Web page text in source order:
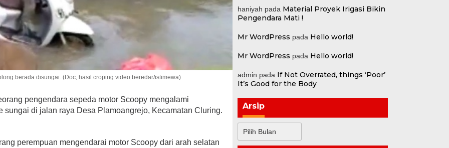
berada disungai. (Doc, hasil croping video beredar/istimewa)
pengendara sepeda motor Scoopy mengalami
sungai di jalan raya Desa Plamoangrejo, Kecamatan Cluring.
perempuan mengendarai motor Scoopy dari arah selatan
haniyah pada Material Proyek Irigasi Bikin
Pengendara Mati !
Mr WordPress pada Hello world!
Mr WordPress pada Hello world!
admin pada If Not Overrated, things ‘Poor’
It’s Good for the Body
Arsip